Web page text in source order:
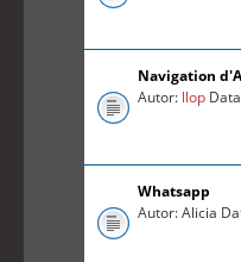
Navigation
Autor: llop
Whatsapp
Autor: Alicia